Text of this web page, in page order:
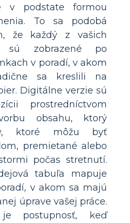
v podstate formou
To sa podobá
že každý z vašich
sú zobrazené po
v poradí, v akom
sa kreslili na
Digitálne verzie sú
prostredníctvom
obsahu, ktorý
ktoré môžu byť
premietané alebo
počas stretnutí.
tabuľa mapuje
v akom sa majú
úprave vašej práce.
postupnosť, keď